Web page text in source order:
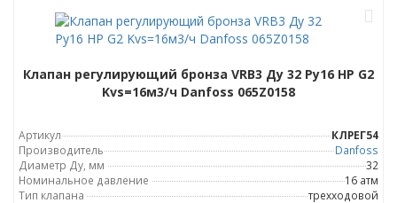
Клапан регулирующий бронза VRB3 Ду 32 Ру16 НР G2
Kvs=16м3/ч Danfoss 065Z0158
Артикул
КЛРЕГ54
Производитель
Danfoss
Диаметр Ду, мм
32
Номинальное давление
16 атм
Тип клапана
трехходовой